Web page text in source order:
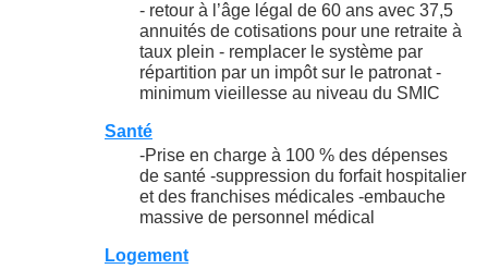
- retour à l’âge légal de 60 ans avec 37,5
annuités de cotisations pour une retraite à
taux plein - remplacer le système par
répartition par un impôt sur le patronat -
minimum vieillesse au niveau du SMIC
Santé
-Prise en charge à 100 % des dépenses
de santé -suppression du forfait hospitalier
et des franchises médicales -embauche
massive de personnel médical
Logement